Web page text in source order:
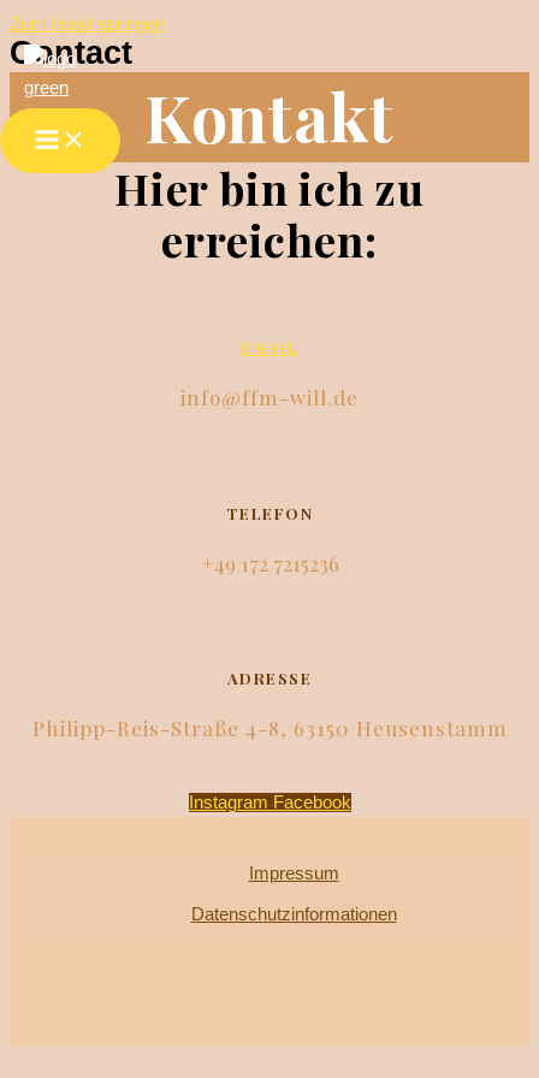
Zum Inhalt springen
Contact
Kontakt
Hier bin ich zu
erreichen:
EMAIL
info@ffm-will.de
TELEFON
+49 172 7215236
ADRESSE
Philipp-Reis-Straße 4-8, 63150 Heusenstamm
Instagram Facebook
Impressum
Datenschutzinformationen